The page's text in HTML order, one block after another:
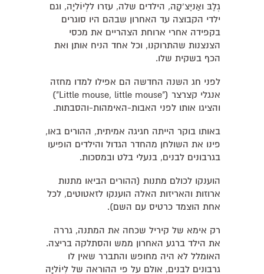
גְלֶבּ ואַניֶצ'קָה, הילדים שלה, עזרו ללְיוֹליָה, וגם
ילדי הקבוצה עד האחרון שבהם היו סוגרים
בקפידה אחרי ארוחת הצהריים את מכסי
הצנצנות שהתרוקנו, וכל אחד הניח אותן ואת
הכף בשקית שלו.
לפני חג השנה החדשה הם אפילו למדו מחזה
אנגלי קצרצר ("Little mouse, little mouse")
והציגו אותו לפני האבות-האימהות-והסבתות.
באותו בוקר הייתה חגיגה אמיתית, ההורים באו,
פינו את השולחן מהחדר הגדול והילדים הופיעו
בגרבונים לבנים, בנעלי בלט ובמסכות.
הוענקו לכולם מתנות (ההורים הביאו מתנות
ארוזות והאריזות האלה הוענקו לזאטוטים, לכל
אחת הוצמד כרטיס עם השם).
רק אימא של קיריל שכחה את המתנה, גררה
את הילד ברגע האחרון ממש והסתלקה בריצה.
האומלל לא היה מחופש והתברר שאין לו
גרבונים לבנים, אולם על פי ההוראה של לְיוֹליָה